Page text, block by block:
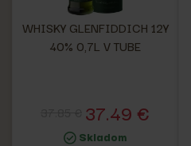
WHISKY GLENFIDDICH 12Y
40% 0,7L V TUBE
37.49 €
Skladom